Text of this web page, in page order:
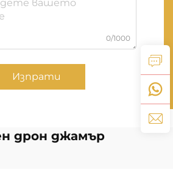
0/1000
Изпрати
дрон джамър